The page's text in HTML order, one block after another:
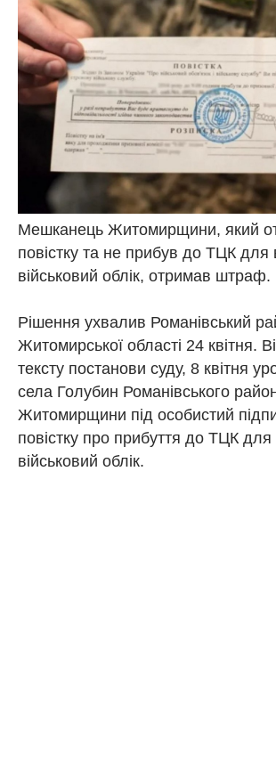
Мешканець Житомирщини, який
повістку та не прибув до ТЦК для
військовий облік, отримав штраф.
Рішення ухвалив Романівський
Житомирської області 24 квітня.
тексту постанови суду, 8 квітня
села Голубин Романівського
Житомирщини під особистий
повістку про прибуття до ТЦК для
військовий облік.